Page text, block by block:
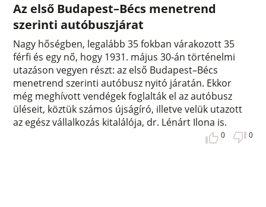
Az első Budapest–Bécs menetrend
szerinti autóbuszjárat
Nagy hőségben, legalább 35 fokban várakozott 35
férfi és egy nő, hogy 1931. május 30-án történelmi
utazáson vegyen részt: az első Budapest–Bécs
menetrend szerinti autóbusz nyitó járatán. Ekkor
még meghívott vendégek foglalták el az autóbusz
üléseit, köztük számos újságíró, illetve velük utazott
az egész vállalkozás kitalálója, dr. Lénárt Ilona is.
0 0